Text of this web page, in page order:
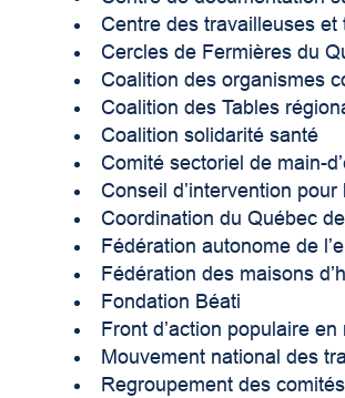
Centre des travailleuses
Cercles de Fermières du
Coalition des organismes
Coalition des Tables
Coalition solidarité santé
Comité sectoriel de main-
Conseil d’intervention pour
Coordination du Québec
Fédération autonome de
Fédération des maisons
Fondation Béati
Front d’action populaire
Mouvement national des
Regroupement des